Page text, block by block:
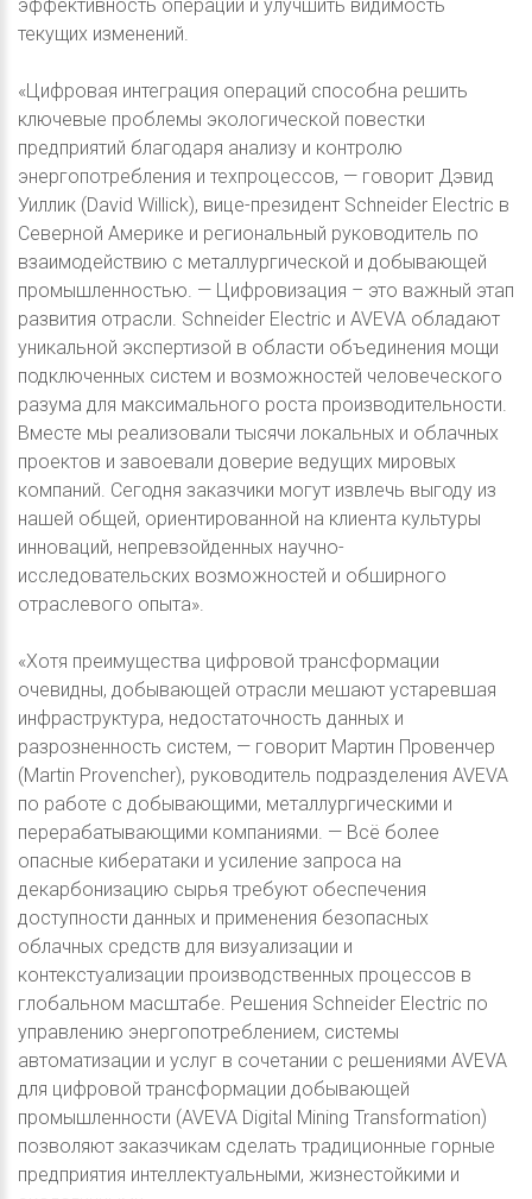
эффективность операций и улучшить видимость
текущих изменений.
«Цифровая интеграция операций способна решить
ключевые проблемы экологической повестки
предприятий благодаря анализу и контролю
энергопотребления и техпроцессов, — говорит Дэвид
Уиллик (David Willick), вице-президент Schneider Electric в
Северной Америке и региональный руководитель по
взаимодействию с металлургической и добывающей
промышленностью. — Цифровизация – это важный этап
развития отрасли. Schneider Electric и AVEVA обладают
уникальной экспертизой в области объединения мощи
подключенных систем и возможностей человеческого
разума для максимального роста производительности.
Вместе мы реализовали тысячи локальных и облачных
проектов и завоевали доверие ведущих мировых
компаний. Сегодня заказчики могут извлечь выгоду из
нашей общей, ориентированной на клиента культуры
инноваций, непревзойденных научно-
исследовательских возможностей и обширного
отраслевого опыта».
«Хотя преимущества цифровой трансформации
очевидны, добывающей отрасли мешают устаревшая
инфраструктура, недостаточность данных и
разрозненность систем, — говорит Мартин Провенчер
(Martin Provencher), руководитель подразделения AVEVA
по работе с добывающими, металлургическими и
перерабатывающими компаниями. — Всё более
опасные кибератаки и усиление запроса на
декарбонизацию сырья требуют обеспечения
доступности данных и применения безопасных
облачных средств для визуализации и
контекстуализации производственных процессов в
глобальном масштабе. Решения Schneider Electric по
управлению энергопотреблением, системы
автоматизации и услуг в сочетании с решениями AVEVA
для цифровой трансформации добывающей
промышленности (AVEVA Digital Mining Transformation)
позволяют заказчикам сделать традиционные горные
предприятия интеллектуальными, жизнестойкими и